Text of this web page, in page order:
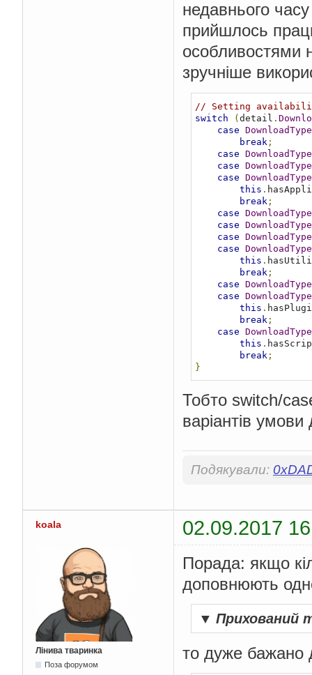
недавнього
прийшлось
особливостями
зручніше
// Setting
switch
(detail .
case DownloadType
break ;
case DownloadType
case DownloadType
case DownloadType
this .
break ;
case DownloadType
case DownloadType
case DownloadType
case DownloadType
this .
break ;
case DownloadType
case DownloadType
this .
break ;
case DownloadType
this .
break ;
}
Тобто switch/
варіантів
Подякували:
koala 02.09.2017
Лінива тваринка
Поза форумом
Порада: якщо
доповнюють
▼ Прихований
то дуже бажано